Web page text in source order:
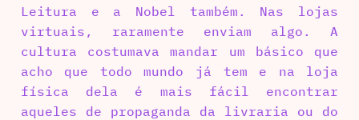
Leitura e a Nobel também. Nas lojas
virtuais, raramente enviam algo. A
cultura costumava mandar um básico que
acho que todo mundo já tem e na loja
física dela é mais fácil encontrar
aqueles de propaganda da livraria ou do